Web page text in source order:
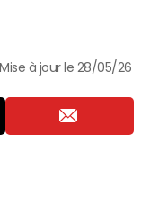
Mise à jour le 28/05/26